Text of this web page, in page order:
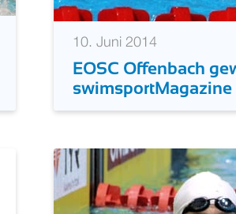
10. Juni 2014
EOSC Offenbach
swimsportMagazine